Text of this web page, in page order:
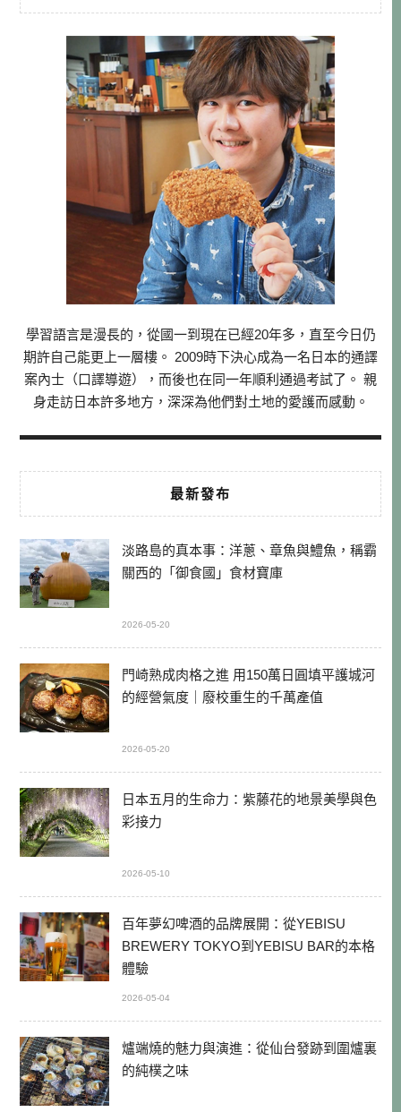
學習語言是漫長的，從國一到現在已經20年多，直至今日仍
期許自己能更上一層樓。 2009時下決心成為一名日本的通譯
案內士（口譯導遊），而後也在同一年順利通過考試了。 親
身走訪日本許多地方，深深為他們對土地的愛護而感動。
最新發布
淡路島的真本事：洋蔥、章魚與鱧魚，稱霸
關西的「御食國」食材寶庫
2026-05-20
門崎熟成肉格之進 用150萬日圓填平護城河
的經營氣度｜廢校重生的千萬產值
2026-05-20
日本五月的生命力：紫藤花的地景美學與色
彩接力
2026-05-10
百年夢幻啤酒的品牌展開：從YEBISU
BREWERY TOKYO到YEBISU BAR的本格
體驗
2026-05-04
爐端燒的魅力與演進：從仙台發跡到圍爐裏
的純樸之味